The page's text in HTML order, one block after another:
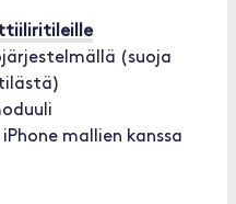
(suoja
mallien kanssa